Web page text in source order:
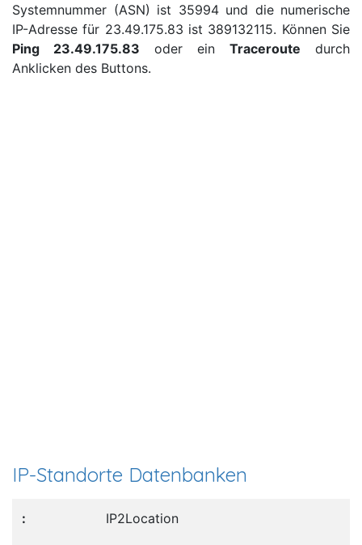
Systemnummer (ASN) ist 35994 und die numerische
IP-Adresse für 23.49.175.83 ist 389132115. Können Sie
Ping 23.49.175.83 oder ein Traceroute durch
Anklicken des Buttons.
IP-Standorte Datenbanken
IP2Location